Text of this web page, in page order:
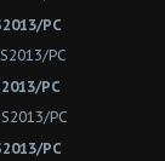
PC
PC
PC